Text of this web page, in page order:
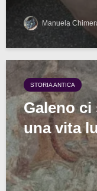
Manuela
STORIA ANTICA
Galeno ci
una vita